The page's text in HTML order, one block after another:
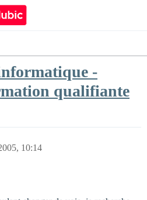
-
qualifiante
10:14